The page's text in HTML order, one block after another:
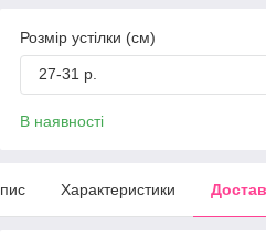
Розмір устілки (см)
27-31 р.
В наявності
Характеристики